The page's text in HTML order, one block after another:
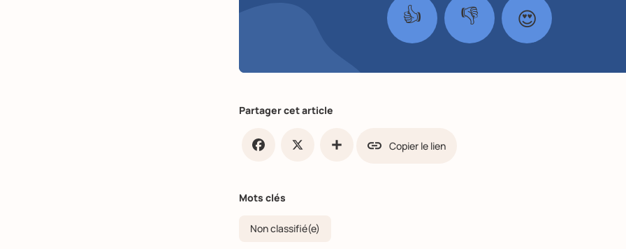
👍 👎 😍
Partager cet article
Copier le lien
Mots clés
Non classifié(e)